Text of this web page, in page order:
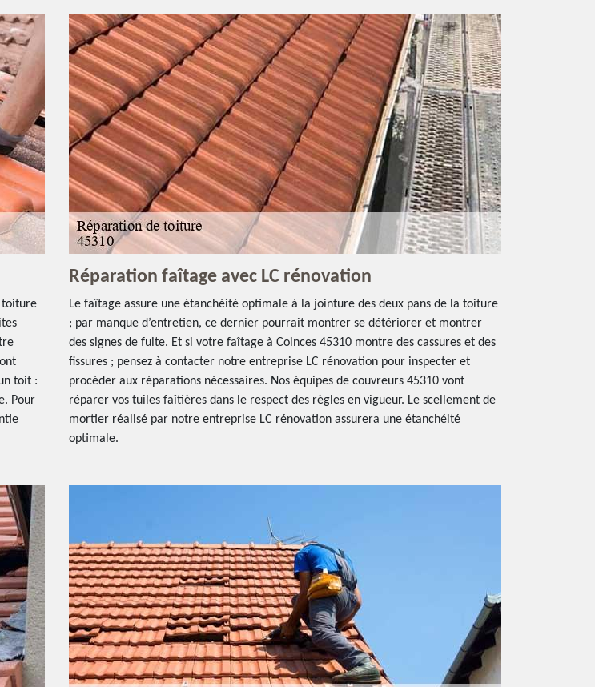
toiture
toit :
Pour
Réparation faîtage avec LC rénovation
Le faîtage assure une étanchéité optimale à la jointure des deux pans de la toiture
; par manque d’entretien, ce dernier pourrait montrer se détériorer et montrer
des signes de fuite. Et si votre faîtage à Coinces 45310 montre des cassures et des
fissures ; pensez à contacter notre entreprise LC rénovation pour inspecter et
procéder aux réparations nécessaires. Nos équipes de couvreurs 45310 vont
réparer vos tuiles faîtières dans le respect des règles en vigueur. Le scellement de
mortier réalisé par notre entreprise LC rénovation assurera une étanchéité
optimale.